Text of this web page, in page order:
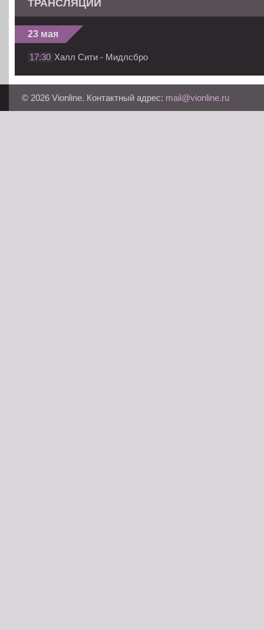
ТРАНСЛЯЦИИ
23 мая
17:30 Халл Сити - Мидлсбро
© 2026 Vionline. Контактный адрес: mail@vionline.ru